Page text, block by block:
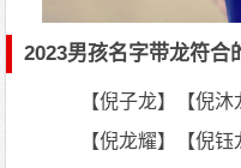
2023男孩名字带龙符合
【倪子龙】【倪沐
【倪龙耀】【倪钰